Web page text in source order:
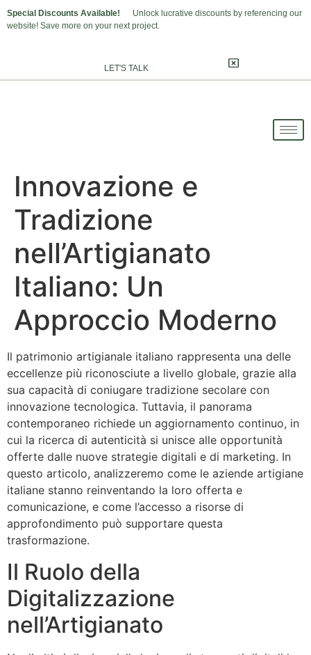
Special Discounts Available! Unlock lucrative discounts by referencing our
website! Save more on your next project.
LET'S TALK
Innovazione e
Tradizione
nell’Artigianato
Italiano: Un
Approccio Moderno
Il patrimonio artigianale italiano rappresenta una delle
eccellenze più riconosciute a livello globale, grazie alla
sua capacità di coniugare tradizione secolare con
innovazione tecnologica. Tuttavia, il panorama
contemporaneo richiede un aggiornamento continuo, in
cui la ricerca di autenticità si unisce alle opportunità
offerte dalle nuove strategie digitali e di marketing. In
questo articolo, analizzeremo come le aziende artigiane
italiane stanno reinventando la loro offerta e
comunicazione, e come l’accesso a risorse di
approfondimento può supportare questa
trasformazione.
Il Ruolo della
Digitalizzazione
nell’Artigianato